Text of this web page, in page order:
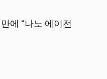
에 “나노 에이전